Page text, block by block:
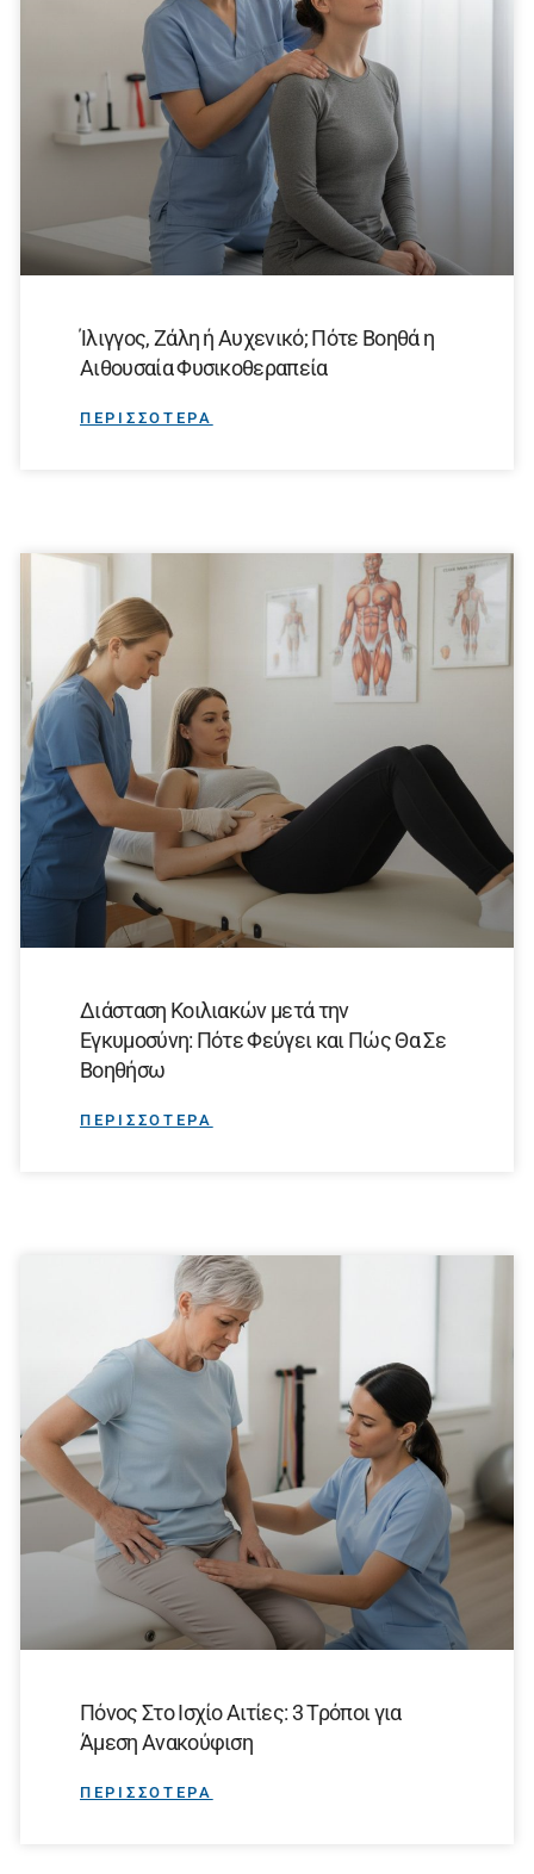
Ίλιγγος, Ζάλη ή Αυχενικό; Πότε Βοηθά η
Αιθουσαία Φυσικοθεραπεία
ΠΕΡΙΣΣΟΤΕΡΑ
Διάσταση Κοιλιακών μετά την
Εγκυμοσύνη: Πότε Φεύγει και Πώς Θα Σε
Βοηθήσω
ΠΕΡΙΣΣΟΤΕΡΑ
Πόνος Στο Ισχίο Αιτίες: 3 Τρόποι για
Άμεση Ανακούφιση
ΠΕΡΙΣΣΟΤΕΡΑ